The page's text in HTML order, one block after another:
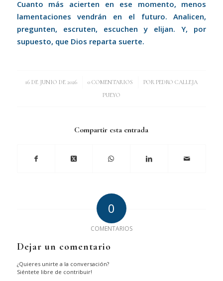
Cuanto más acierten en ese momento, menos
lamentaciones vendrán en el futuro. Analicen,
pregunten, escruten, escuchen y elijan. Y, por
supuesto, que Dios reparta suerte.
16 DE JUNIO DE 2026
/ 0 COMENTARIOS
/ PORPEDRO CALLEJA
PUEYO
Compartir esta entrada
0
COMENTARIOS
Dejar un comentario
¿Quieres unirte a la conversación?
Siéntete libre de contribuir!